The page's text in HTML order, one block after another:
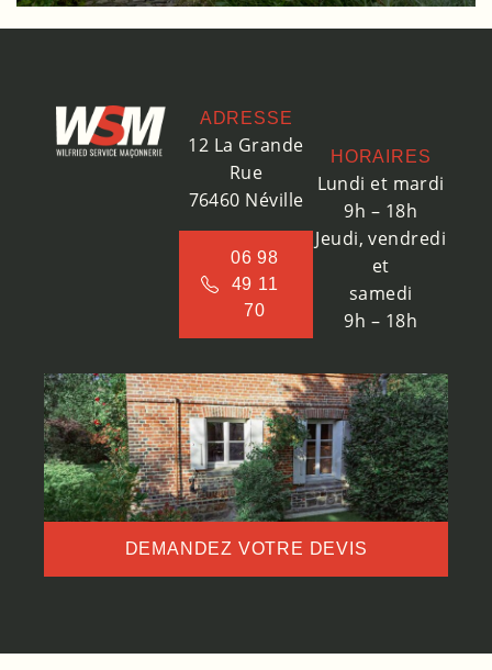
ADRESSE
12 La Grande
Rue
76460 Néville
06 98
49 11
70
HORAIRES
Lundi et mardi
9h – 18h
Jeudi, vendredi
et
samedi
9h – 18h
DEMANDEZ VOTRE DEVIS